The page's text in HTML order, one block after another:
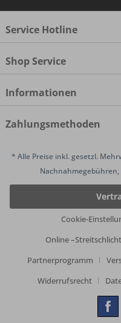
Service Hotline
Shop Service
Informationen
Zahlungsmethoden
* Alle Preise inkl. gesetzl.
Cookie-
Online
Partnerprogramm
Widerrufsrecht